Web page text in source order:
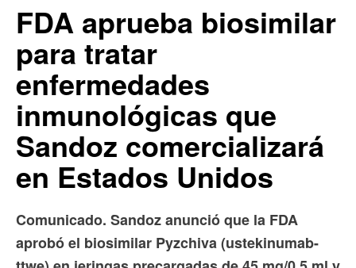
FDA aprueba biosimilar
para tratar
enfermedades
inmunológicas que
Sandoz comercializará
en Estados Unidos
Comunicado. Sandoz anunció que la FDA
aprobó el biosimilar Pyzchiva (ustekinumab-